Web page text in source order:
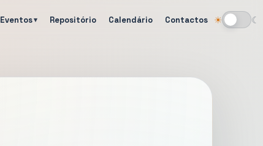
Eventos Repositório Calendário Contactos ☀ ☾
Alternar tema